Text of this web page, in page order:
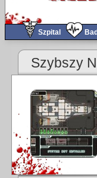
Szpital
Szybszy